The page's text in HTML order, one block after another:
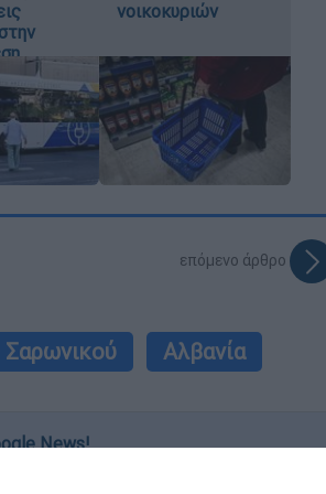
νοικοκυριών
επόμενο άρθρο
Αλβανία
News!